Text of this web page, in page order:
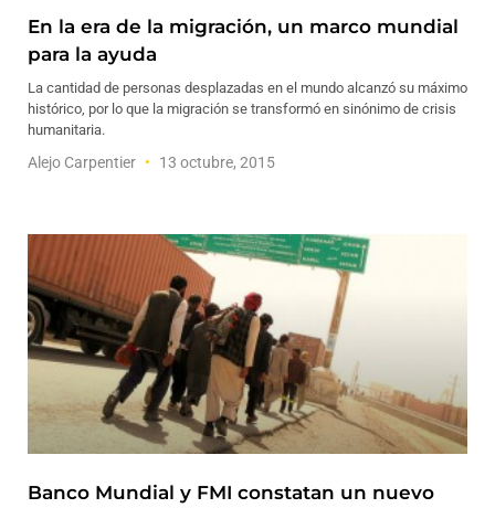
En la era de la migración, un marco mundial
para la ayuda
La cantidad de personas desplazadas en el mundo alcanzó su máximo
histórico, por lo que la migración se transformó en sinónimo de crisis
humanitaria.
Alejo Carpentier 13 octubre, 2015
Banco Mundial y FMI constatan un nuevo